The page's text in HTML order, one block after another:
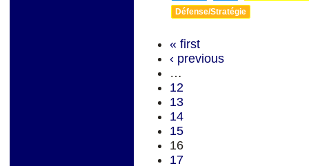
Défense/Stratégie
« first
‹ previous
…
12
13
14
15
16
17